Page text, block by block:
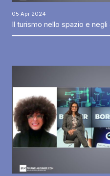
05 Apr 2024
Il turismo nello spazio e